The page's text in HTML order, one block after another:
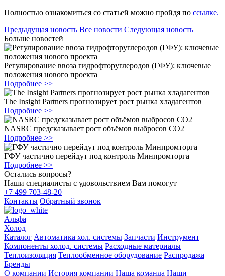
Полностью ознакомиться со статьей можно пройдя по ссылке.
Предыдущая новость Все новости Следующая новость
Больше новостей
Регулирование ввоза гидрофторуглеродов (ГФУ): ключевые
положения нового проекта
Подробнее >>
The Insight Partners прогнозирует рост рынка хладагентов
Подробнее >>
NASRC предсказывает рост объёмов выбросов CO2
Подробнее >>
ГФУ частично перейдут под контроль Минпромторга
Подробнее >>
Остались вопросы?
Наши специалисты с удовольствием Вам помогут
+7 499 703-48-20
Контакты Обратный звонок
Альфа
Холод
Каталог Автоматика хол. системы Запчасти Инструмент
Компоненты холод. системы Расходные материалы
Теплоизоляция Теплообменное оборудование Распродажа
Бренды
О компании История компании Наша команда Наши